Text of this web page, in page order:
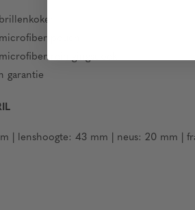
pouch
reinigingsdoek
garantie
| lenshoogte: 43 mm | neus: 20 mm |